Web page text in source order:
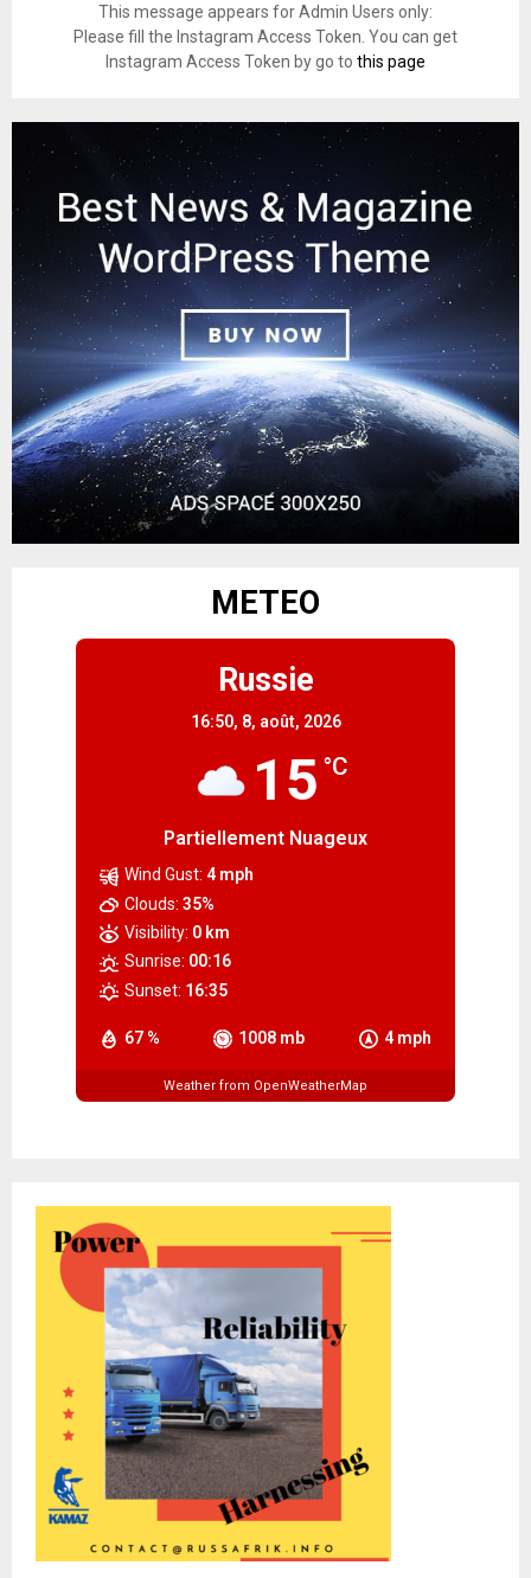
This message appears for Admin Users only:
Please fill the Instagram Access Token. You can get
Instagram Access Token by go to this page
METEO
Russie
16:50, 8, août, 2026
15 °C
Partiellement Nuageux
67 % 1008 mb 4 mph
Wind Gust: 4 mph
Clouds: 35%
Visibility: 0 km
Sunrise: 00:16
Sunset: 16:35
Weather from OpenWeatherMap